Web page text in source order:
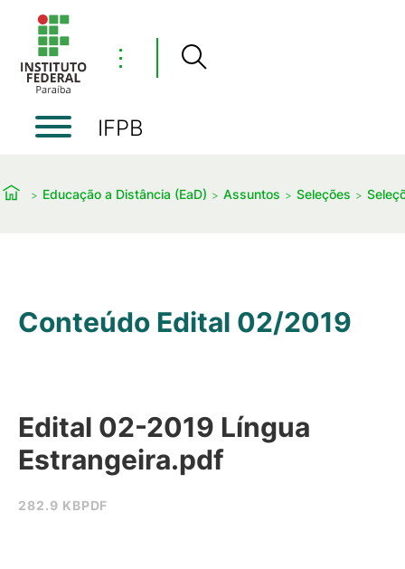
⋮
IFPB
Educação a Distância (EaD) Assuntos Seleções
Conteúdo Edital 02/2019
282.9 KBPDF
Edital 02-2019 Língua
Estrangeira.pdf